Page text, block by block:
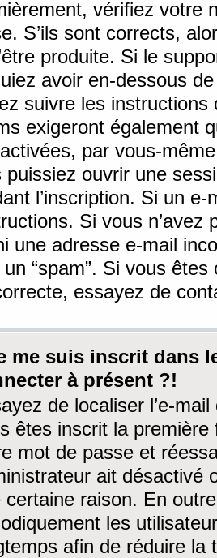
vérifiez votre
S’ils sont corrects,
produite. Si le
avoir en-dessous
suivre les
exigeront également
par vous-
puissiez ouvrir une
l’inscription. Si un
Si vous n’avez
une adresse e-mail
un “spam”. Si vous
essayez de
me suis inscrit dans
à présent ?!
de localiser l’e-
êtes inscrit la première
mot de passe et
ait désactivé
certaine raison. En
les
afin de réduire la